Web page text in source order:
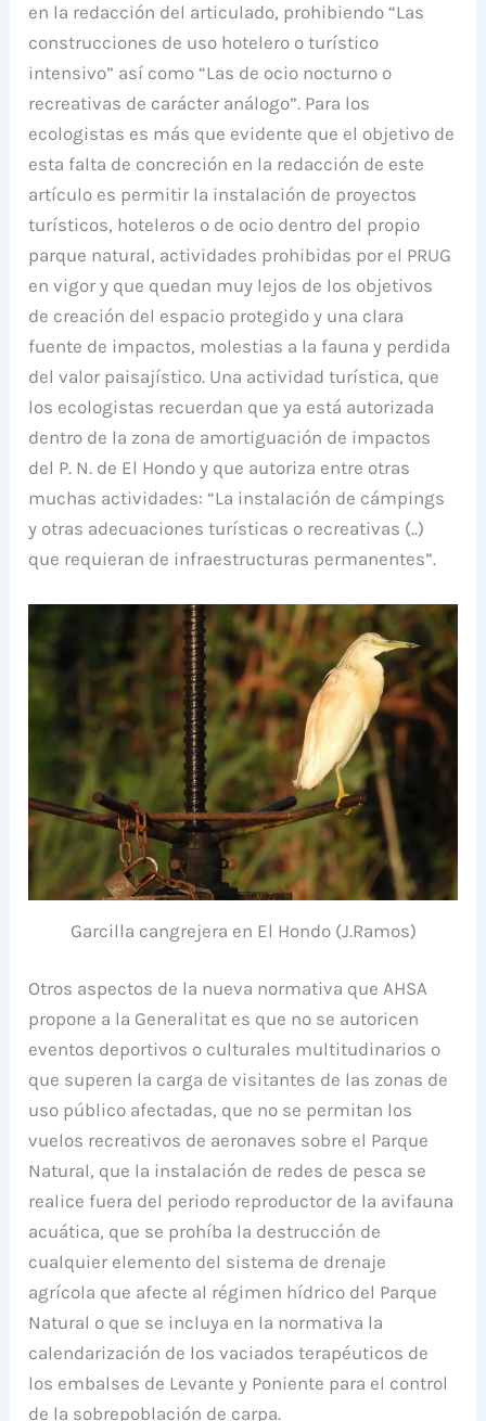
en la redacción del articulado, prohibiendo “Las
construcciones de uso hotelero o turístico
intensivo” así como “Las de ocio nocturno o
recreativas de carácter análogo”. Para los
ecologistas es más que evidente que el objetivo de
esta falta de concreción en la redacción de este
artículo es permitir la instalación de proyectos
turísticos, hoteleros o de ocio dentro del propio
parque natural, actividades prohibidas por el PRUG
en vigor y que quedan muy lejos de los objetivos
de creación del espacio protegido y una clara
fuente de impactos, molestias a la fauna y perdida
del valor paisajístico. Una actividad turística, que
los ecologistas recuerdan que ya está autorizada
dentro de la zona de amortiguación de impactos
del P. N. de El Hondo y que autoriza entre otras
muchas actividades: “La instalación de cámpings
y otras adecuaciones turísticas o recreativas (..)
que requieran de infraestructuras permanentes”.
Garcilla cangrejera en El Hondo (J.Ramos)
Otros aspectos de la nueva normativa que AHSA
propone a la Generalitat es que no se autoricen
eventos deportivos o culturales multitudinarios o
que superen la carga de visitantes de las zonas de
uso público afectadas, que no se permitan los
vuelos recreativos de aeronaves sobre el Parque
Natural, que la instalación de redes de pesca se
realice fuera del periodo reproductor de la avifauna
acuática, que se prohíba la destrucción de
cualquier elemento del sistema de drenaje
agrícola que afecte al régimen hídrico del Parque
Natural o que se incluya en la normativa la
calendarización de los vaciados terapéuticos de
los embalses de Levante y Poniente para el control
de la sobrepoblación de carpa.